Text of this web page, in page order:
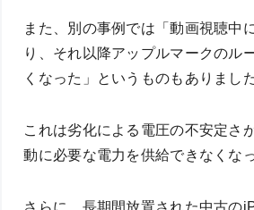
また、別の事例では「動画視聴中
り、それ以降アップルマークのル
くなった」というものもありました
これは劣化による電圧の不安定さ
動に必要な電力を供給できなくな
さらに、長期間放置された中古の